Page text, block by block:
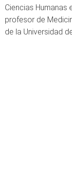
Ciencias Humanas
profesor de
de la Universidad